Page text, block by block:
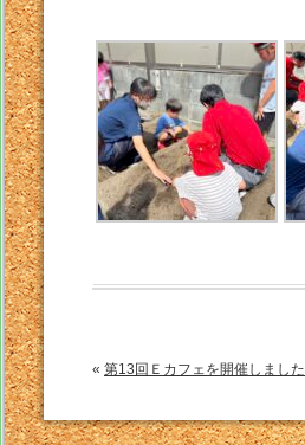
« 第13回Ｅカフェを開催しました